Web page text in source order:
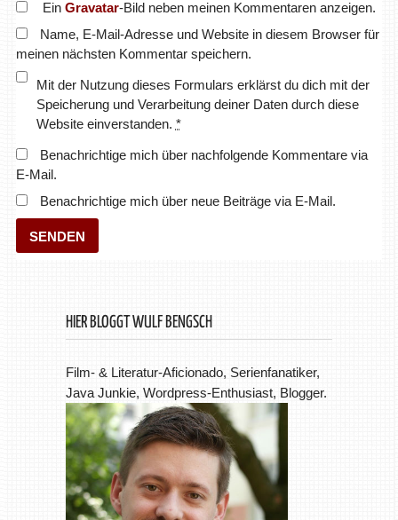
Ein Gravatar-Bild neben meinen Kommentaren anzeigen.
Name, E-Mail-Adresse und Website in diesem Browser für
meinen nächsten Kommentar speichern.
Mit der Nutzung dieses Formulars erklärst du dich mit der
Speicherung und Verarbeitung deiner Daten durch diese
Website einverstanden. *
Benachrichtige mich über nachfolgende Kommentare via
E-Mail.
Benachrichtige mich über neue Beiträge via E-Mail.
HIER BLOGGT WULF BENGSCH
Film- & Literatur-Aficionado, Serienfanatiker,
Java Junkie, Wordpress-Enthusiast, Blogger.